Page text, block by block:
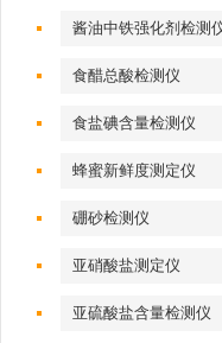
酱油中铁强化剂检测
食醋总酸检测仪
食盐碘含量检测仪
蜂蜜新鲜度测定仪
硼砂检测仪
亚硝酸盐测定仪
亚硫酸盐含量检测仪